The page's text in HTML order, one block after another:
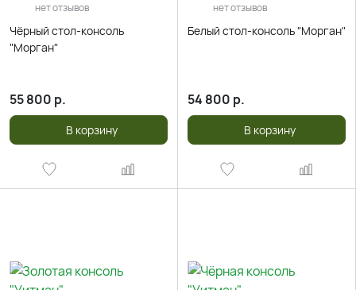
нет отзывов
Чёрный стол-консоль
"Морган"
55 800 р.
В корзину
нет отзывов
Белый стол-консоль "Морган"
54 800 р.
В корзину